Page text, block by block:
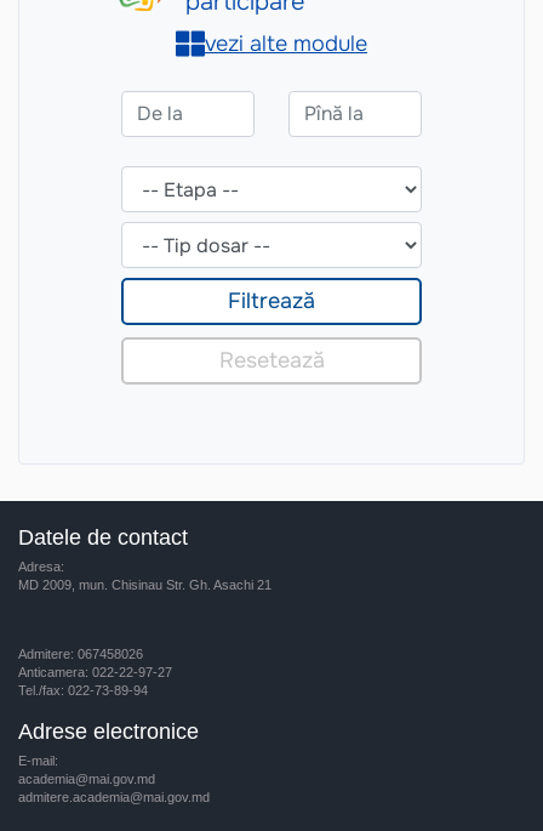
Datele de contact
Adresa:
MD 2009, mun. Chisinau Str. Gh. Asachi 21
Admitere: 067458026
Anticamera: 022-22-97-27
Tel./fax: 022-73-89-94
Adrese electronice
E-mail:
academia@mai.gov.md
admitere.academia@mai.gov.md